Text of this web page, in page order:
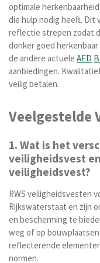
optimale
die hulp nodig heeft. Dit
reflectie strepen zodat
donker goed
de andere actuele AED
aanbiedingen.
veilig betalen.
Veelgestelde
1. Wat is het
veiligheidsvest
veiligheidsvest?
RWS veiligheidsvesten
Rijkswaterstaat en zijn
en bescherming te
weg of op
reflecterende
normen.